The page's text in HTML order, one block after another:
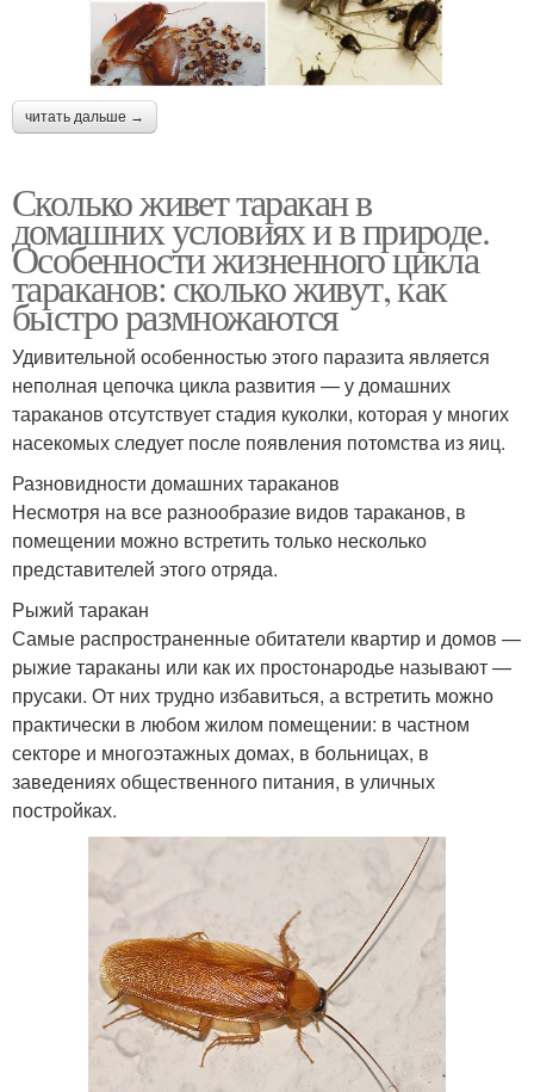
читать дальше →
Сколько живет таракан в
домашних условиях и в природе.
Особенности жизненного цикла
тараканов: сколько живут, как
быстро размножаются
Удивительной особенностью этого паразита является
неполная цепочка цикла развития — у домашних
тараканов отсутствует стадия куколки, которая у многих
насекомых следует после появления потомства из яиц.
Разновидности домашних тараканов
Несмотря на все разнообразие видов тараканов, в
помещении можно встретить только несколько
представителей этого отряда.
Рыжий таракан
Самые распространенные обитатели квартир и домов —
рыжие тараканы или как их простонародье называют —
прусаки. От них трудно избавиться, а встретить можно
практически в любом жилом помещении: в частном
секторе и многоэтажных домах, в больницах, в
заведениях общественного питания, в уличных
постройках.